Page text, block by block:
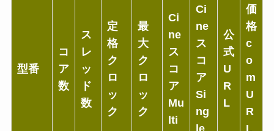
型番
コ
ア
数
ス
レ
ッ
ド
数
定
格
ク
ロ
ッ
ク
最
大
ク
ロ
ッ
ク
Ci
ne
ス
コ
ア
Mu
lti
Ci
ne
ス
コ
ア
Si
ng
le
公
式
U
R
L
価
格
c
o
m
U
R
L